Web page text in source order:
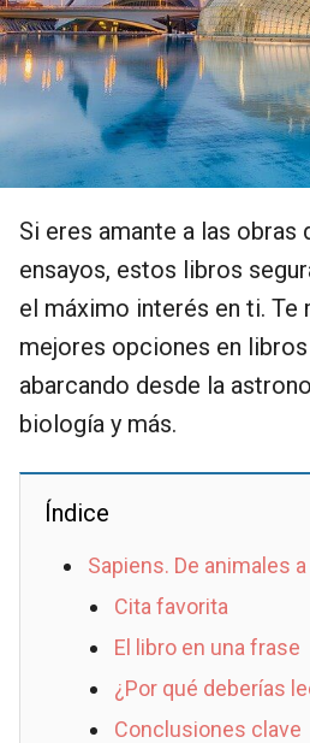
Si eres amante a las obras
ensayos, estos libros
el máximo interés en ti. Te
mejores opciones en
abarcando desde la
biología y más.
Índice
Sapiens. De animales
Cita favorita
El libro en una frase
¿Por qué deberías
Conclusiones clave